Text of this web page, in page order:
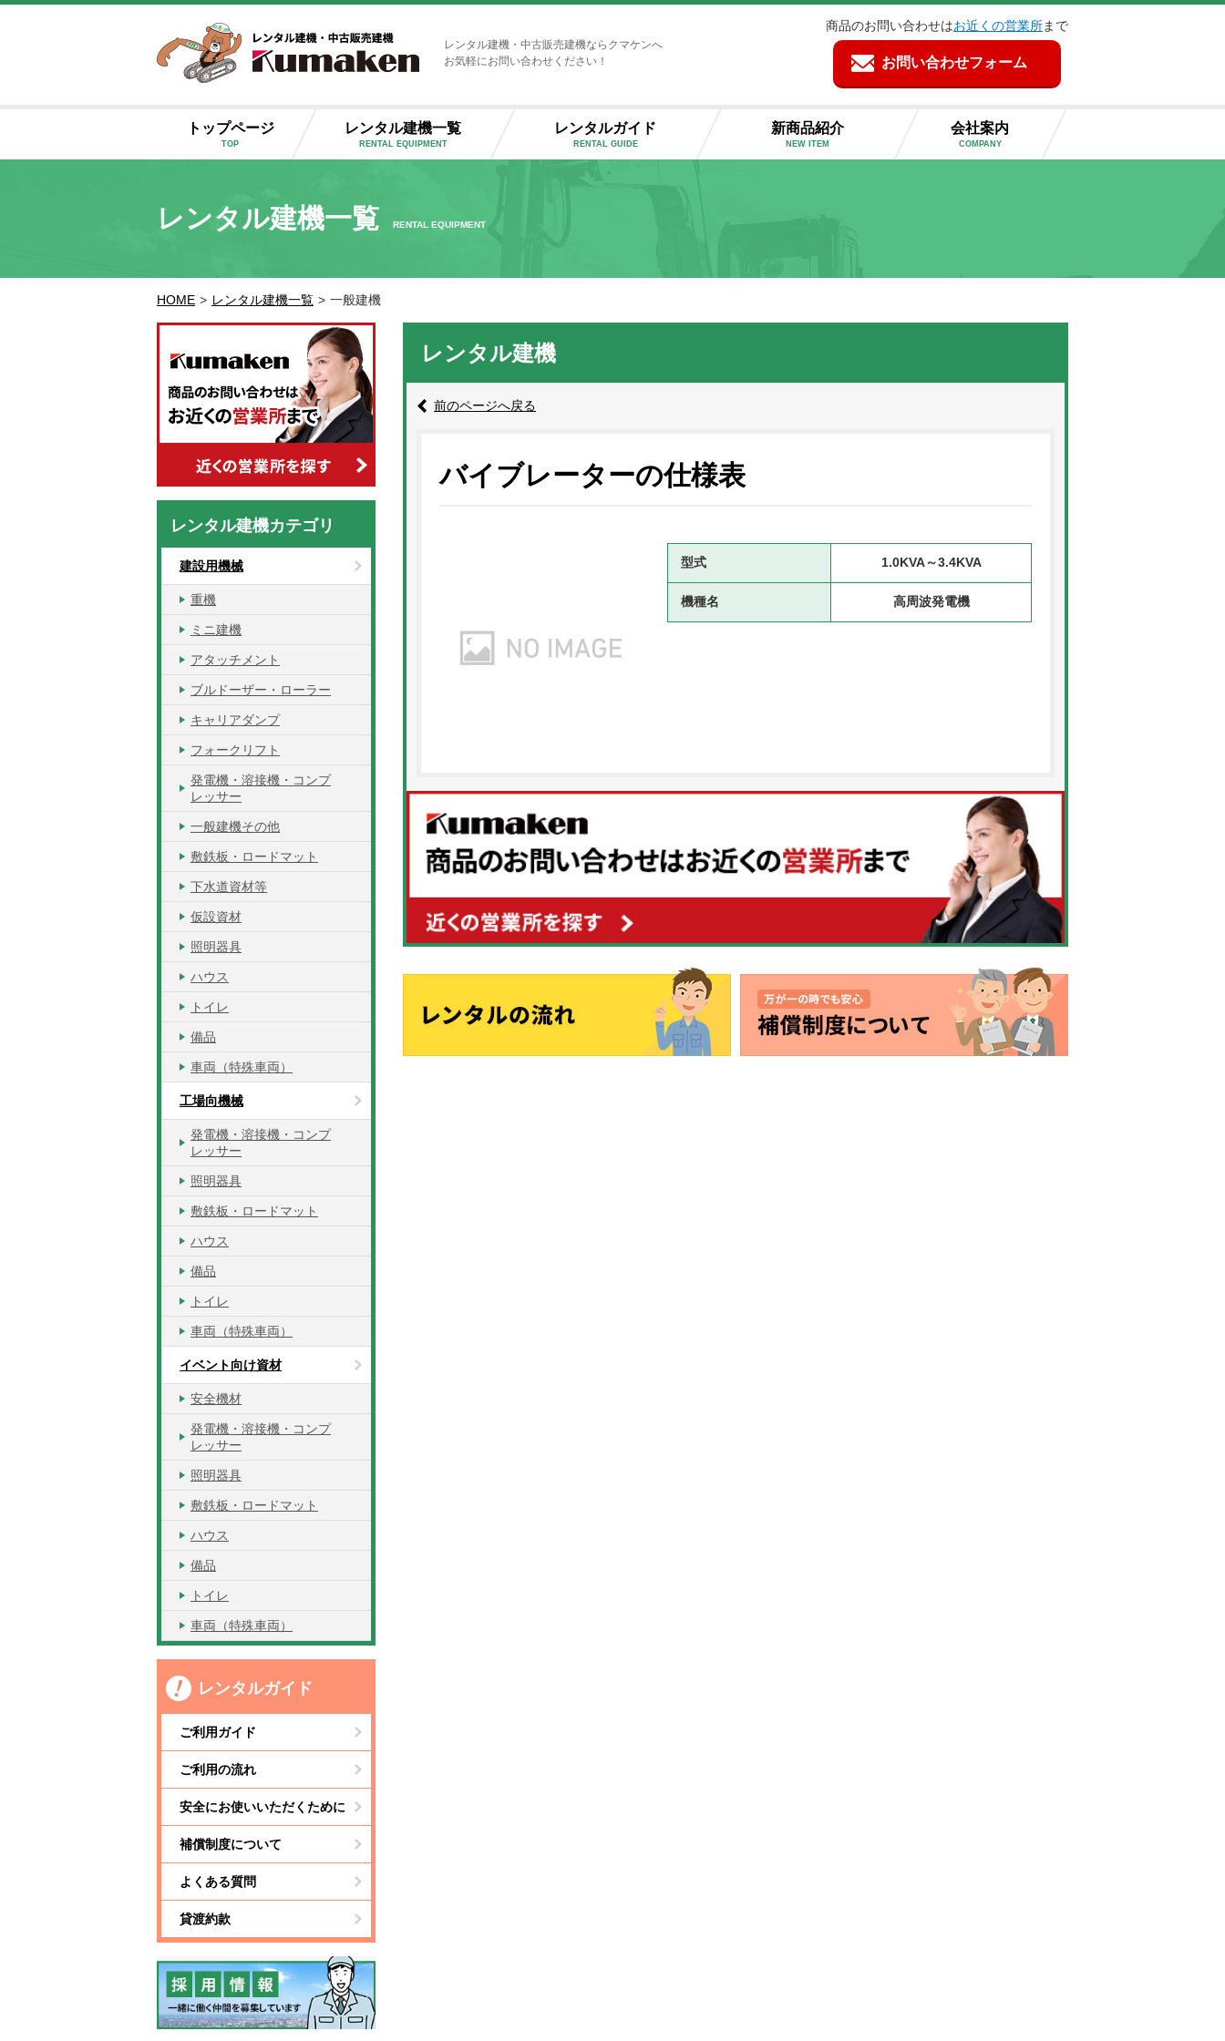
レンタル建機・中古販売建機ならクマケンへ
お気軽にお問い合わせください！
商品のお問い合わせはお近くの営業所まで
お問い合わせフォーム
トップページ
TOP
レンタル建機一覧
RENTAL EQUIPMENT
レンタルガイド
RENTAL GUIDE
新商品紹介
NEW ITEM
会社案内
COMPANY
レンタル建機一覧 RENTAL EQUIPMENT
HOME > レンタル建機一覧 > 一般建機
レンタル建機
前のページへ戻る
バイブレーターの仕様表
型式 1.0KVA～3.4KVA
機種名 高周波発電機
レンタル建機カテゴリ
建設用機械
重機
ミニ建機
アタッチメント
ブルドーザー・ローラー
キャリアダンプ
フォークリフト
発電機・溶接機・コンプ
レッサー
一般建機その他
敷鉄板・ロードマット
下水道資材等
仮設資材
照明器具
ハウス
トイレ
備品
車両（特殊車両）
工場向機械
発電機・溶接機・コンプ
レッサー
照明器具
敷鉄板・ロードマット
ハウス
備品
トイレ
車両（特殊車両）
イベント向け資材
安全機材
発電機・溶接機・コンプ
レッサー
照明器具
敷鉄板・ロードマット
ハウス
備品
トイレ
車両（特殊車両）
レンタルガイド
ご利用ガイド
ご利用の流れ
安全にお使いいただくために
補償制度について
よくある質問
貸渡約款